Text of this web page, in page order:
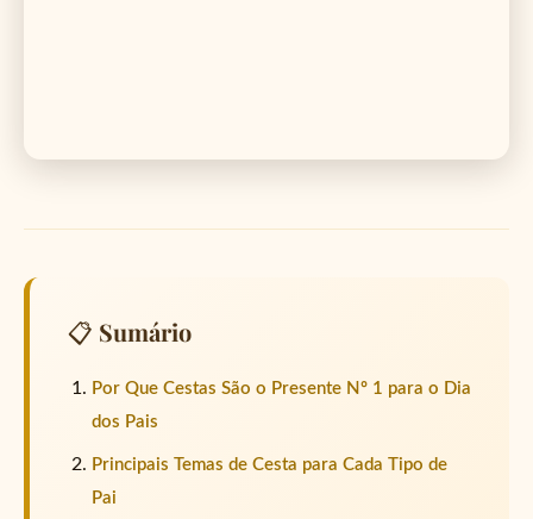
📋 Sumário
Por Que Cestas São o Presente Nº 1 para o Dia
dos Pais
Principais Temas de Cesta para Cada Tipo de
Pai